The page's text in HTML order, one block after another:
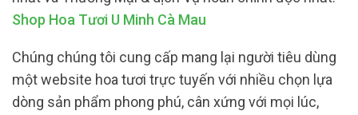
Shop Hoa Tươi U Minh Cà Mau
Chúng chúng tôi cung cấp mang lại người tiêu dùng
một website hoa tươi trực tuyến với nhiều chọn lựa
dòng sản phẩm phong phú, cân xứng với mọi lúc,